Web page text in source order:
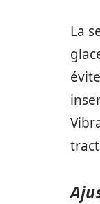
La